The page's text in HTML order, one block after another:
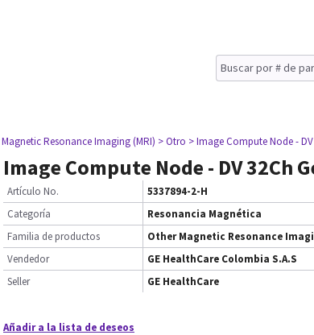
Resonance Imaging (MRI) > Otro > Image Compute Node - DV
Image Compute Node - DV 32Ch
Artículo No.
5337894-2-H
Categoría
Resonancia Magnética
Familia de productos
Other Magnetic Resonance
Vendedor
GE HealthCare Colombia S.A.S
Seller
GE HealthCare
Añadir a la lista de deseos